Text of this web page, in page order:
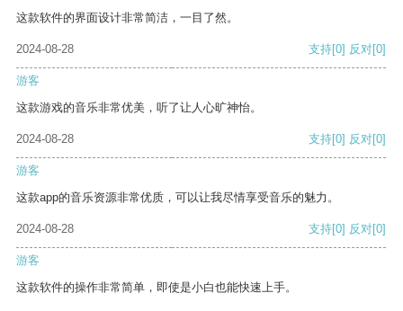
这款软件的界面设计非常简洁，一目了然。
2024-08-28 支持[0] 反对[0]
游客
这款游戏的音乐非常优美，听了让人心旷神怡。
2024-08-28 支持[0] 反对[0]
游客
这款app的音乐资源非常优质，可以让我尽情享受音乐的魅力。
2024-08-28 支持[0] 反对[0]
游客
这款软件的操作非常简单，即使是小白也能快速上手。